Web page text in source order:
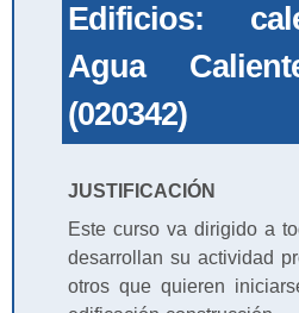
Edificios:
Agua
(020342)
JUSTIFICACIÓN
Este curso va dirigido a
desarrollan su actividad
otros que quieren